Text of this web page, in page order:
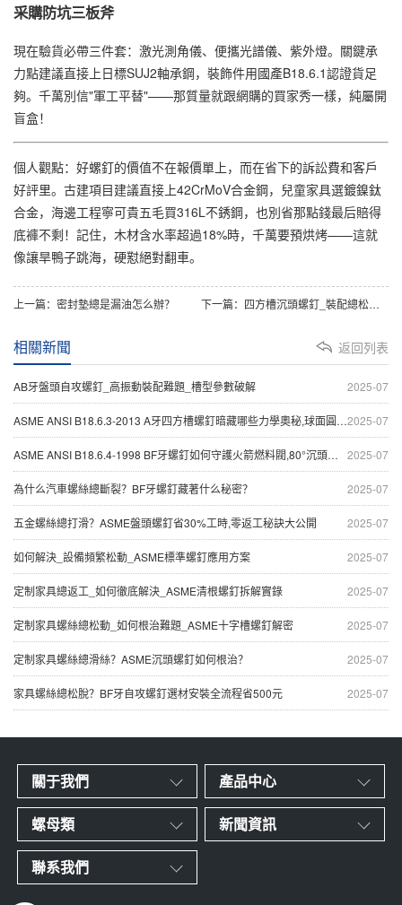
采購防坑三板斧
現在驗貨必帶三件套：激光測角儀、便攜光譜儀、紫外燈。關鍵承
力點建議直接上日標SUJ2軸承鋼，裝飾件用國產B18.6.1認證貨足
夠。千萬別信"軍工平替"——那質量就跟網購的買家秀一樣，純屬開
盲盒！
個人觀點：好螺釘的價值不在報價單上，而在省下的訴訟費和客戶
好評里。古建項目建議直接上42CrMoV合金鋼，兒童家具選鍍鎳鈦
合金，海邊工程寧可貴五毛買316L不銹鋼，也別省那點錢最后賠得
底褲不剩！記住，木材含水率超過18%時，千萬要預烘烤——這就
像讓旱鴨子跳海，硬懟絕對翻車。
上一篇： 密封墊總是漏油怎么辦？ 下一篇： 四方槽沉頭螺釘_裝配總松動_怎么選對規格型號？
返回列表
相關新聞
2025-07
AB牙盤頭自攻螺釘_高振動裝配難題_槽型參數破解
2025-07
ASME ANSI B18.6.3-2013 A牙四方槽螺釘暗藏哪些力學奧秘,球面圓柱頭如何制霸汽車制造流水線
2025-07
ASME ANSI B18.6.4-1998 BF牙螺釘如何守護火箭燃料閥,80°沉頭破解真空泄漏危機
2025-07
為什么汽車螺絲總斷裂？BF牙螺釘藏著什么秘密？
2025-07
五金螺絲總打滑？ASME盤頭螺釘省30%工時,零返工秘訣大公開
2025-07
如何解決_設備頻繁松動_ASME標準螺釘應用方案
2025-07
定制家具總返工_如何徹底解決_ASME清根螺釘拆解實錄
2025-07
定制家具螺絲總松動_如何根治難題_ASME十字槽螺釘解密
2025-07
定制家具螺絲總滑絲？ASME沉頭螺釘如何根治？
2025-07
家具螺絲總松脫？BF牙自攻螺釘選材安裝全流程省500元
關于我們 產品中心
螺母類 新聞資訊
聯系我們